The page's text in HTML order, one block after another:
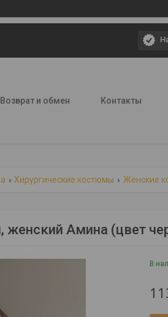
Возврат и обмен Контакты
Хирургические костюмы Женские
Амина (цвет
В